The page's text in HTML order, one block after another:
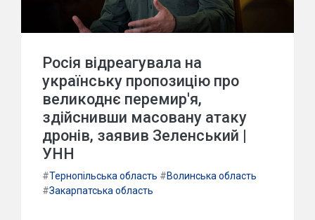
Росія відреагувала на
українську пропозицію про
великоднє перемир'я,
здійснивши масовану атаку
дронів, заявив Зеленський |
УНН
#Тернопільська область #Волинська область
#Закарпатська область